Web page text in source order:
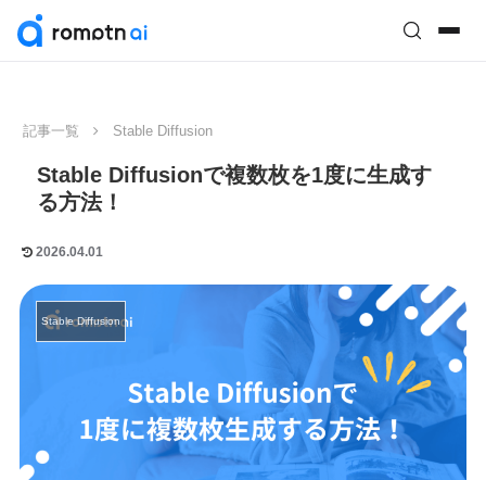
記事一覧 Stable Diffusion
Stable Diffusionで複数枚を1度に生成す
る方法！
2026.04.01
Stable Diffusion